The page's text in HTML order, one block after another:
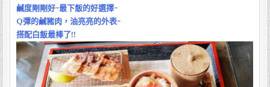
鹹度剛剛好~最下飯的好選擇~
Q彈的鹹豬肉，油亮亮的外表~
搭配白飯最棒了!!